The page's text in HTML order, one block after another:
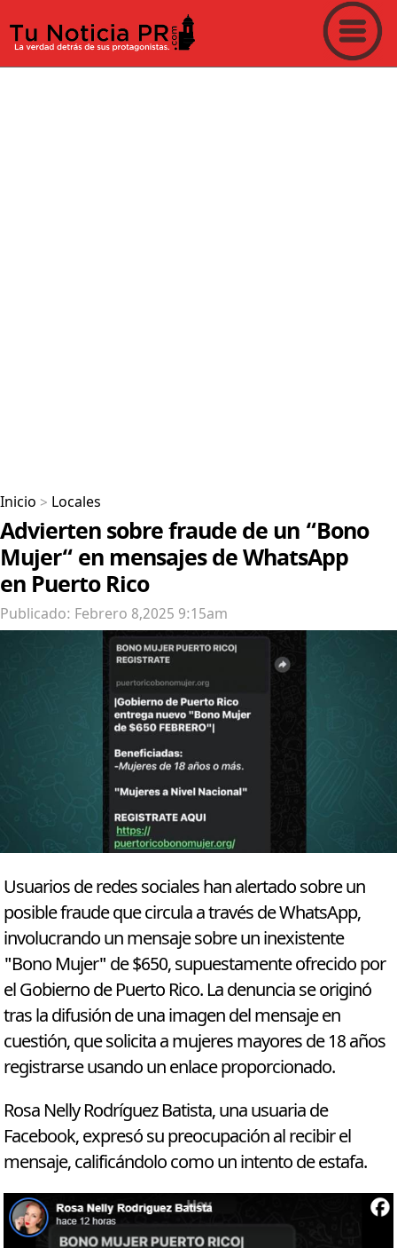
Inicio > Locales
Advierten sobre fraude de un “Bono
Mujer“ en mensajes de WhatsApp
en Puerto Rico
Publicado: Febrero 8,2025 9:15am
Usuarios de redes sociales han alertado sobre un
posible fraude que circula a través de WhatsApp,
involucrando un mensaje sobre un inexistente
"Bono Mujer" de $650, supuestamente ofrecido por
el Gobierno de Puerto Rico. La denuncia se originó
tras la difusión de una imagen del mensaje en
cuestión, que solicita a mujeres mayores de 18 años
registrarse usando un enlace proporcionado.
Rosa Nelly Rodríguez Batista, una usuaria de
Facebook, expresó su preocupación al recibir el
mensaje, calificándolo como un intento de estafa.